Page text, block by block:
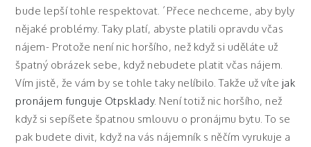
bude lepší tohle respektovat. ´Přece nechceme, aby byly
nějaké problémy. Taky platí, abyste platili opravdu včas
nájem- Protože není nic horšího, než když si uděláte už
špatný obrázek sebe, když nebudete platit včas nájem.
Vím jistě, že vám by se tohle taky nelíbilo. Takže už víte jak
pronájem funguje Otpsklady. Není totiž nic horšího, než
když si sepíšete špatnou smlouvu o pronájmu bytu. To se
pak budete divit, když na vás nájemník s něčím vyrukuje a